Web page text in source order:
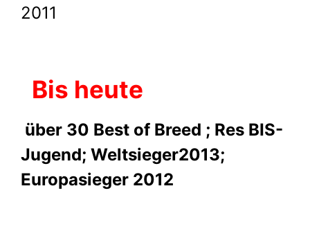
2011
Bis heute
über 30 Best of Breed ; Res BIS-
Jugend; Weltsieger2013;
Europasieger 2012